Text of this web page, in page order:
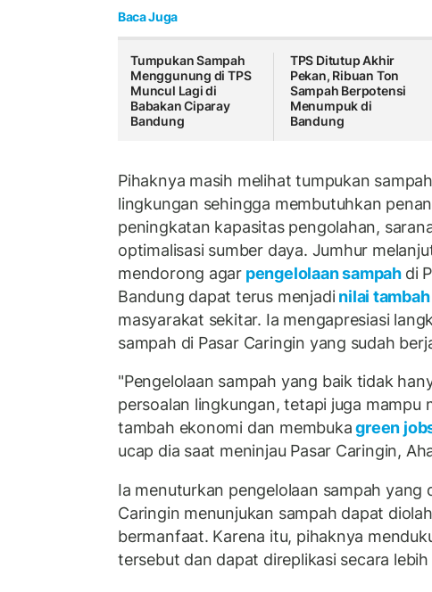
Baca Juga
Tumpukan Sampah
Menggunung di TPS
Muncul Lagi di
Babakan Ciparay
Bandung
TPS Ditutup Akhir
Pekan, Ribuan Ton
Sampah Berpotensi
Menumpuk di
Bandung
Pihaknya masih melihat tumpukan
lingkungan sehingga membutuhkan
peningkatan kapasitas pengolahan,
optimalisasi sumber daya. Jumhur
mendorong agar pengelolaan sampah di
Bandung dapat terus menjadinilai
masyarakat sekitar. Ia mengapresiasi
sampah di Pasar Caringin yang sudah
"Pengelolaan sampah yang baik tidak
persoalan lingkungan, tetapi juga mampu
tambah ekonomi dan membukagreen
ucap dia saat meninjau Pasar Caringin,
Ia menuturkan pengelolaan sampah yang
Caringin menunjukan sampah dapat
bermanfaat. Karena itu, pihaknya
tersebut dan dapat direplikasi secara lebih